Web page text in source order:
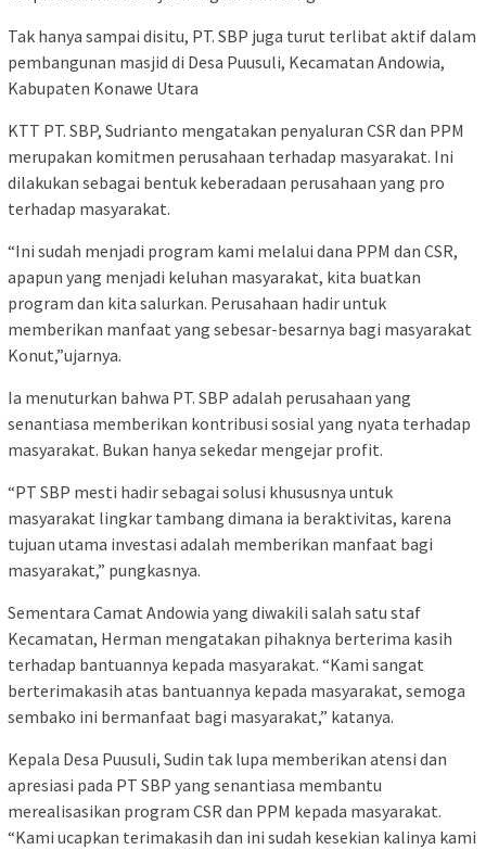
Tak hanya sampai disitu, PT. SBP juga turut terlibat aktif dalam
pembangunan masjid di Desa Puusuli, Kecamatan Andowia,
Kabupaten Konawe Utara
KTT PT. SBP, Sudrianto mengatakan penyaluran CSR dan PPM
merupakan komitmen perusahaan terhadap masyarakat. Ini
dilakukan sebagai bentuk keberadaan perusahaan yang pro
terhadap masyarakat.
“Ini sudah menjadi program kami melalui dana PPM dan CSR,
apapun yang menjadi keluhan masyarakat, kita buatkan
program dan kita salurkan. Perusahaan hadir untuk
memberikan manfaat yang sebesar-besarnya bagi masyarakat
Konut,”ujarnya.
Ia menuturkan bahwa PT. SBP adalah perusahaan yang
senantiasa memberikan kontribusi sosial yang nyata terhadap
masyarakat. Bukan hanya sekedar mengejar profit.
“PT SBP mesti hadir sebagai solusi khususnya untuk
masyarakat lingkar tambang dimana ia beraktivitas, karena
tujuan utama investasi adalah memberikan manfaat bagi
masyarakat,” pungkasnya.
Sementara Camat Andowia yang diwakili salah satu staf
Kecamatan, Herman mengatakan pihaknya berterima kasih
terhadap bantuannya kepada masyarakat. “Kami sangat
berterimakasih atas bantuannya kepada masyarakat, semoga
sembako ini bermanfaat bagi masyarakat,” katanya.
Kepala Desa Puusuli, Sudin tak lupa memberikan atensi dan
apresiasi pada PT SBP yang senantiasa membantu
merealisasikan program CSR dan PPM kepada masyarakat.
“Kami ucapkan terimakasih dan ini sudah kesekian kalinya kami